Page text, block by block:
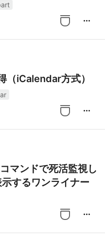
more_horiz
（iCalendar方式）
more_horiz
マンドで死活監視し
するワンライナー
more_horiz